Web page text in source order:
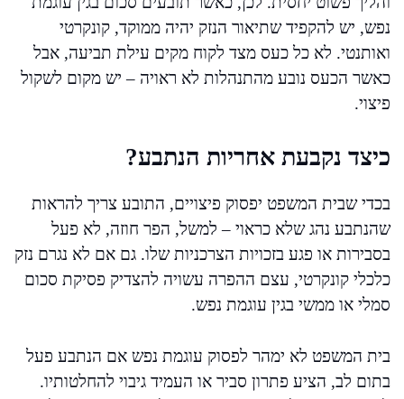
נפש, יש להקפיד שתיאור הנזק יהיה ממוקד, קונקרטי
ואותנטי. לא כל כעס מצד לקוח מקים עילת תביעה, אבל
כאשר הכעס נובע מהתנהלות לא ראויה – יש מקום לשקול
פיצוי.
כיצד נקבעת אחריות הנתבע?
בכדי שבית המשפט יפסוק פיצויים, התובע צריך להראות
שהנתבע נהג שלא כראוי – למשל, הפר חוזה, לא פעל
בסבירות או פגע בזכויות הצרכניות שלו. גם אם לא נגרם נזק
כלכלי קונקרטי, עצם ההפרה עשויה להצדיק פסיקת סכום
סמלי או ממשי בגין עוגמת נפש.
בית המשפט לא ימהר לפסוק עוגמת נפש אם הנתבע פעל
בתום לב, הציע פתרון סביר או העמיד גיבוי להחלטותיו.